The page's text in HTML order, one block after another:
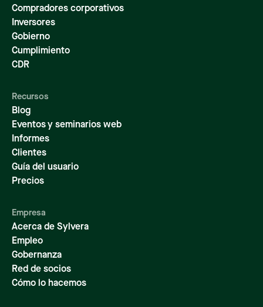
Compradores corporativos
Inversores
Gobierno
Cumplimiento
CDR
Recursos
Blog
Eventos y seminarios web
Informes
Clientes
Guía del usuario
Precios
Empresa
Acerca de Sylvera
Empleo
Gobernanza
Red de socios
Cómo lo hacemos